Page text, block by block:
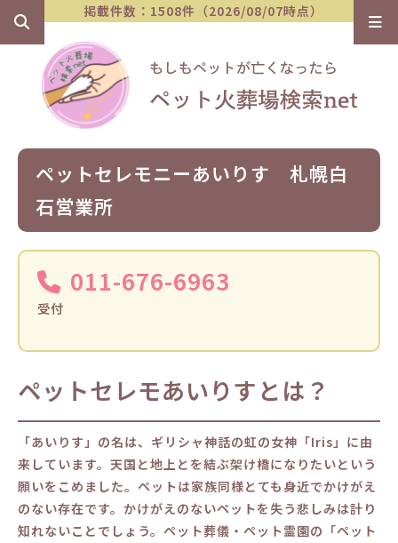
掲載件数：1508件（2026/08/07時点）
ペットセレモニーあいりす 札幌白
石営業所
011-676-6963
受付
ペットセレモあいりすとは？
「あいりす」の名は、ギリシャ神話の虹の女神「Iris」に由
来しています。天国と地上とを結ぶ架け橋になりたいという
願いをこめました。ペットは家族同様とても身近でかけがえ
のない存在です。かけがえのないペットを失う悲しみは計り
知れないことでしょう。ペット葬儀・ペット霊園の「ペット